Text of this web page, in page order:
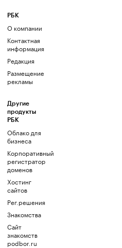
РБК
О компании
Контактная
информация
Редакция
Размещение
рекламы
Другие
продукты
РБК
Облако для
бизнеса
Корпоративный
регистратор
доменов
Хостинг
сайтов
Рег.решения
Знакомства
Сайт
знакомств
podbor.ru